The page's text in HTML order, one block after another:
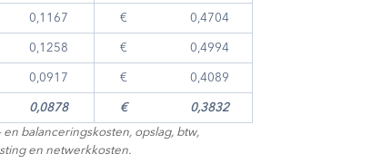
€ 0,4704
€ 0,4994
€ 0,4089
€ 0,3832
balanceringskosten, opslag, btw,
en netwerkkosten.